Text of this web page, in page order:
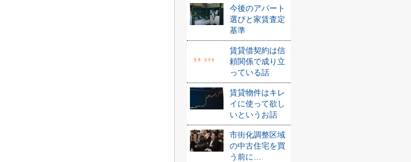
今後のアパート
選びと家賃査定
基準
賃貸借契約は信
頼関係で成り立
っている話
賃貸物件はキレ
イに使って欲し
いというお話
市街化調整区域
の中古住宅を買
う前に…